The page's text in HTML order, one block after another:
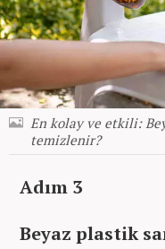
En kolay ve etkili:
temizlenir?
Adım 3
Beyaz plastik